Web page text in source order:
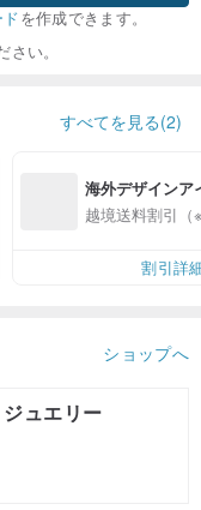
を作成できます。
い。
すべてを見る(2)
海外デザインア
入
越境送料割引（
割引詳
ショップへ
ュエリー